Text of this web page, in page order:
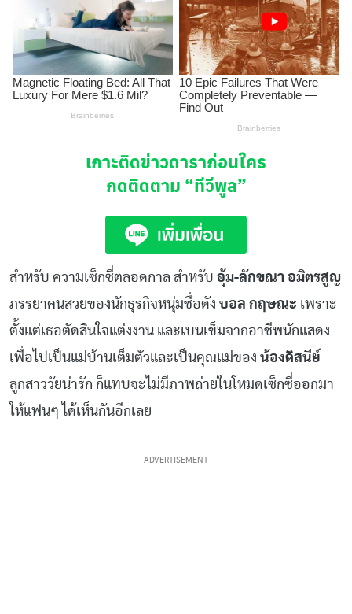
เกาะติดข่าวดาราก่อนใคร
กดติดตาม “ทีวีพูล”
สำหรับ ความเซ็กซี่ตลอดกาล สำหรับ อุ้ม-ลักขณา อมิตรสูญ
ภรรยาคนสวยของนักธุรกิจหนุ่มชื่อดัง บอล กฤษณะ เพราะ
ตั้งแต่เธอตัดสินใจแต่งงาน และเบนเข็มจากอาชีพนักแสดง
เพื่อไปเป็นแม่บ้านเต็มตัวและเป็นคุณแม่ของ น้องดิสนีย์
ลูกสาววัยน่ารัก ก็แทบจะไม่มีภาพถ่ายในโหมดเซ็กซี่ออกมา
ให้แฟนๆ ได้เห็นกันอีกเลย
ADVERTISEMENT